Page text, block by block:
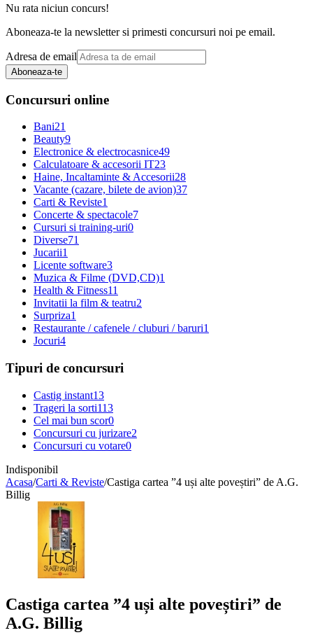
Nu rata niciun concurs!
Aboneaza-te la newsletter si primesti concursuri noi pe email.
Adresa de email
Aboneaza-te
Concursuri online
Bani21
Beauty9
Electronice & electrocasnice49
Calculatoare & accesorii IT23
Haine, Incaltaminte & Accesorii28
Vacante (cazare, bilete de avion)37
Carti & Reviste1
Concerte & spectacole7
Cursuri si training-uri0
Diverse71
Jucarii1
Licente software3
Muzica & Filme (DVD,CD)1
Health & Fitness11
Invitatii la film & teatru2
Surpriza1
Restaurante / cafenele / cluburi / baruri1
Jocuri4
Tipuri de concursuri
Castig instant13
Trageri la sorti113
Cel mai bun scor0
Concursuri cu jurizare2
Concursuri cu votare0
Indisponibil
Acasa/Carti & Reviste/Castiga cartea ”4 uși alte poveștiri” de A.G.
Billig
Castiga cartea ”4 uși alte poveștiri” de
A.G. Billig